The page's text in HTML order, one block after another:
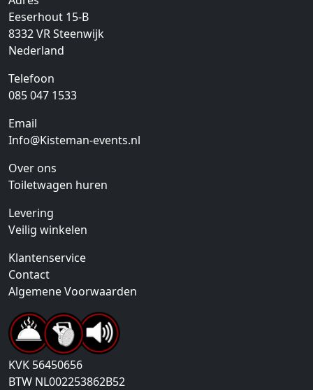
Eeserhout 15-B
8332 VRSteenwijk
Nederland
Telefoon
085 047 1533
Email
Info@Kisteman-events.nl
Over ons
Toiletwagen huren
Levering
Veilig winkelen
Klantenservice
Contact
Algemene Voorwaarden
KVK 56450656
BTW NL002253862B52